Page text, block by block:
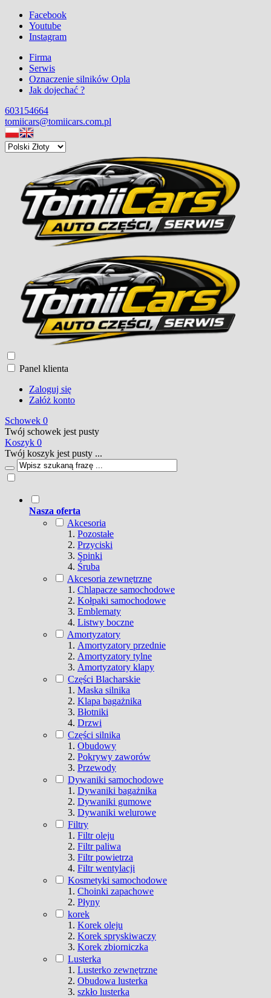
Facebook
Youtube
Instagram
Firma
Serwis
Oznaczenie silników Opla
Jak dojechać ?
603154664
tomiicars@tomiicars.com.pl
Panel klienta
Zaloguj się
Załóż konto
Schowek 0
Twój schowek jest pusty
Koszyk 0
Twój koszyk jest pusty ...
Nasza oferta
Akcesoria
Pozostałe
Przyciski
Spinki
Śruba
Akcesoria zewnętrzne
Chlapacze samochodowe
Kołpaki samochodowe
Emblematy
Listwy boczne
Amortyzatory
Amortyzatory przednie
Amortyzatory tylne
Amortyzatory klapy
Części Blacharskie
Maska silnika
Klapa bagażnika
Błotniki
Drzwi
Części silnika
Obudowy
Pokrywy zaworów
Przewody
Dywaniki samochodowe
Dywaniki bagażnika
Dywaniki gumowe
Dywaniki welurowe
Filtry
Filtr oleju
Filtr paliwa
Filtr powietrza
Filtr wentylacji
Kosmetyki samochodowe
Choinki zapachowe
Płyny
korek
Korek oleju
Korek spryskiwaczy
Korek zbiorniczka
Lusterka
Lusterko zewnętrzne
Obudowa lusterka
szkło lusterka